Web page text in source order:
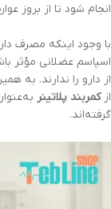
انجام شود تا از بروز
با وجود اینکه مصرف
اسپاسم عضلانی مؤثر
از دارو را ندارند. به
ازکمربند پلاتینر
گرفته‌اند.